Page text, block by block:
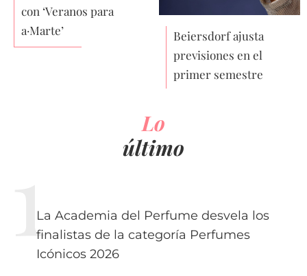
con ‘Veranos para
a·Marte’
Beiersdorf ajusta
previsiones en el
primer semestre
Lo
último
La Academia del Perfume desvela los
finalistas de la categoría Perfumes
Icónicos 2026